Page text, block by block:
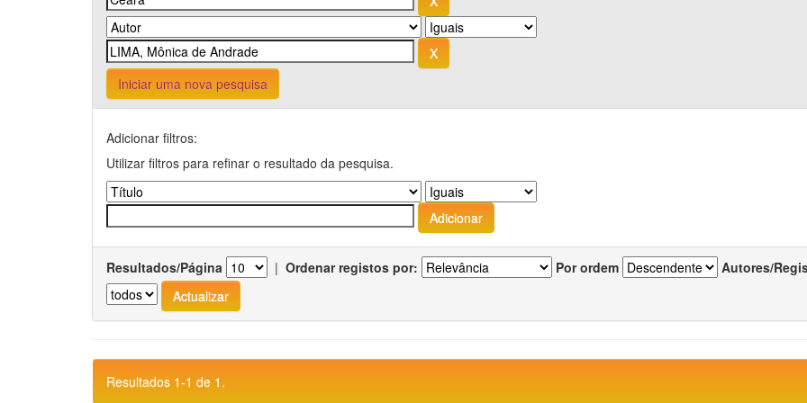
Iniciar uma nova pesquisa
Adicionar filtros:
Utilizar filtros para refinar o resultado da pesquisa.
Resultados/Página | Ordenar registos por: Por ordem Autores/
Resultados 1-1 de 1.